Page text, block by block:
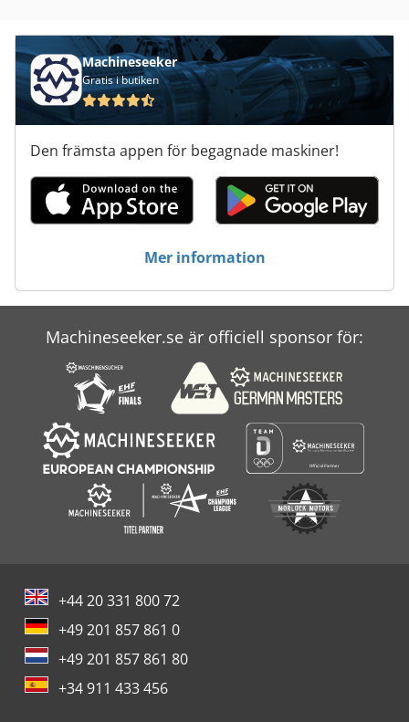
Machineseeker
Gratis i butiken
Den främsta appen för begagnade maskiner!
Mer information
Machineseeker.se är officiell sponsor för:
+44 20 331 800 72
+49 201 857 861 0
+49 201 857 861 80
+34 911 433 456